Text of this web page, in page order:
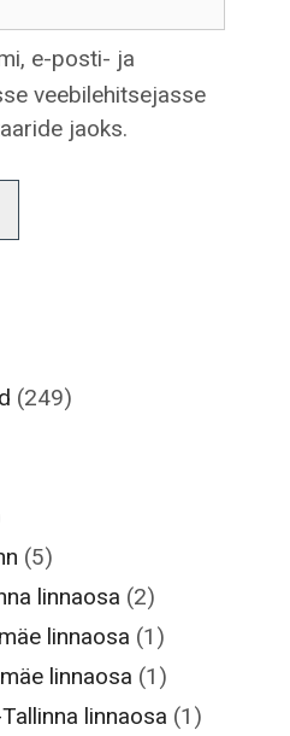
e-posti- ja
veebilehitsejasse
jaoks.
(249)
(5)
linnaosa (2)
linnaosa (1)
linnaosa (1)
linnaosa (1)